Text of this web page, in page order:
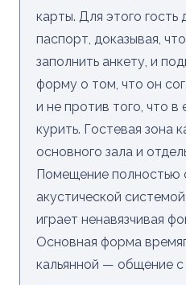
карты. Для этого
паспорт, доказывая,
заполнить анкету, и
форму о том, что он
и не против того, что в
курить. Гостевая зона
основного зала и
Помещение полностью
акустической
играет ненавязчивая
Основная форма
кальянной — общение с